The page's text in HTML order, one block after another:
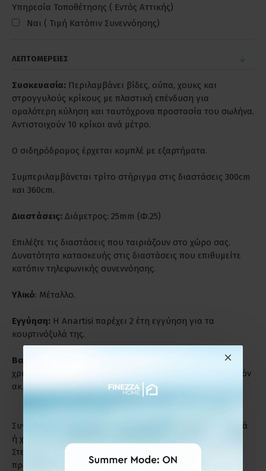
Υπηρεσία Τοποθέτησης ( Εντός Αττικής)
Ναι ( Τιμή Κατόπιν Συνεννόησης)
ΛΕΠΤΟΜΕΡΕΙΕΣ
Συσκευασία: Περιλαμβάνει βίδες, ούπα, χουκς και
στρογγυλούς κρίκους με πλαστική επένδυση για
ομαλότερη κύληση και ταυτόχρονα προστασία του σωλήνα.
Αντιστοιχούν 10 κρίκοι ανά μέτρο.
Ο σιδηρόδρομος έρχεται κομπλέ με εξαρτήματα.
Συμπεριλαμβάνεται τρίτο στήριγμα στις διαστάσεις 300cm
και 360cm.
Διαστάσεις: Διάμετρος: 25mm (Φ.25)
Επιλέξτε τις διαστάσεις που ταιριάζουν στο χώρο σας.
Δυνατότητα κατασκευής στις διαστάσεις που επιθυμείτε
κατόπιν τηλεφωνικής συνεννόησης.
Υλικό: Μέταλλο.
Εγγύηση: Η Anartisi παρέχει 2 έτη εγγύηση για τα
κουρτινόξυλά της.
Βαριά Χρήση:
Είναι ιδανικά για παρατεταμένη και βαριά
χρήση. Ενδύκνυνται για επαγγελματικούς χώρους γι' αυτόν
ακριβώς το λόγο.
Συντήρηση: Μη χρησιμοποιείτε απορρυπαντικά, καυστικά
ή χλωριούχα υγρά για τον καθαρισμό των προϊόντων.
Στεγνό πανί ή σκέτο νερό, αρκούν για να διατηρήσετε το
προϊόν σε άριστη κατάσταση.